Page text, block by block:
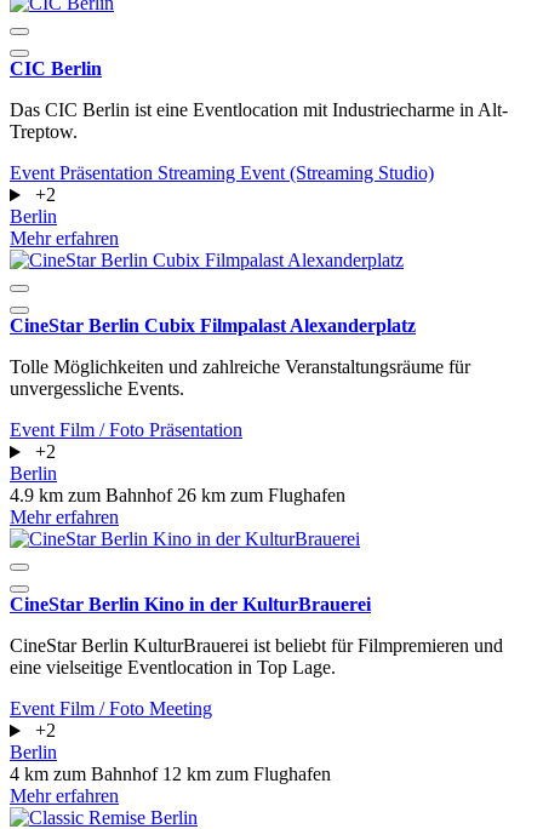
CIC Berlin
Das CIC Berlin ist eine Eventlocation mit Industriecharme in Alt-
Treptow.
Event Präsentation Streaming Event (Streaming Studio)
+2
Berlin
Mehr erfahren
CineStar Berlin Cubix Filmpalast Alexanderplatz
Tolle Möglichkeiten und zahlreiche Veranstaltungsräume für
unvergessliche Events.
Event Film / Foto Präsentation
+2
Berlin
4.9 km zum Bahnhof 26 km zum Flughafen
Mehr erfahren
CineStar Berlin Kino in der KulturBrauerei
CineStar Berlin KulturBrauerei ist beliebt für Filmpremieren und
eine vielseitige Eventlocation in Top Lage.
Event Film / Foto Meeting
+2
Berlin
4 km zum Bahnhof 12 km zum Flughafen
Mehr erfahren